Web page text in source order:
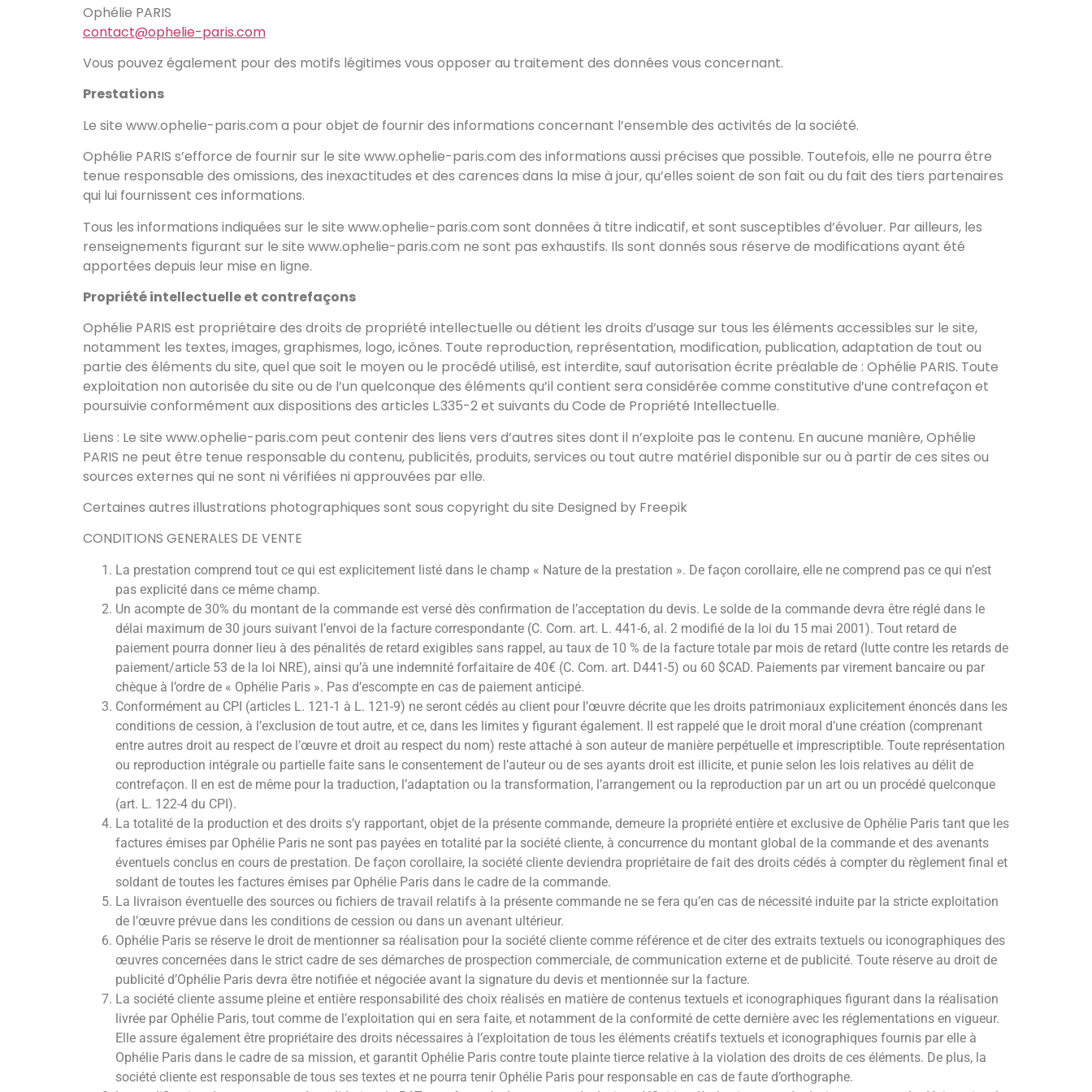
Ophélie PARIS
contact@ophelie-paris.com
Vous pouvez également pour des motifs légitimes vous opposer au traitement des données vous concernant.
Prestations
Le site www.ophelie-paris.com a pour objet de fournir des informations concernant l’ensemble des activités de la société.
Ophélie PARIS s’efforce de fournir sur le site www.ophelie-paris.com des informations aussi précises que possible. Toutefois, elle ne pourra être
tenue responsable des omissions, des inexactitudes et des carences dans la mise à jour, qu’elles soient de son fait ou du fait des tiers partenaires
qui lui fournissent ces informations.
Tous les informations indiquées sur le site www.ophelie-paris.com sont données à titre indicatif, et sont susceptibles d’évoluer. Par ailleurs, les
renseignements figurant sur le site www.ophelie-paris.com ne sont pas exhaustifs. Ils sont donnés sous réserve de modifications ayant été
apportées depuis leur mise en ligne.
Propriété intellectuelle et contrefaçons
Ophélie PARIS est propriétaire des droits de propriété intellectuelle ou détient les droits d’usage sur tous les éléments accessibles sur le site,
notamment les textes, images, graphismes, logo, icônes. Toute reproduction, représentation, modification, publication, adaptation de tout ou
partie des éléments du site, quel que soit le moyen ou le procédé utilisé, est interdite, sauf autorisation écrite préalable de : Ophélie PARIS. Toute
exploitation non autorisée du site ou de l’un quelconque des éléments qu’il contient sera considérée comme constitutive d’une contrefaçon et
poursuivie conformément aux dispositions des articles L.335-2 et suivants du Code de Propriété Intellectuelle.
Liens : Le site www.ophelie-paris.com peut contenir des liens vers d’autres sites dont il n’exploite pas le contenu. En aucune manière, Ophélie
PARIS ne peut être tenue responsable du contenu, publicités, produits, services ou tout autre matériel disponible sur ou à partir de ces sites ou
sources externes qui ne sont ni vérifiées ni approuvées par elle.
Certaines autres illustrations photographiques sont sous copyright du site Designed by Freepik
CONDITIONS GENERALES DE VENTE
La prestation comprend tout ce qui est explicitement listé dans le champ « Nature de la prestation ». De façon corollaire, elle ne comprend pas ce qui n’est
pas explicité dans ce même champ.
Un acompte de 30% du montant de la commande est versé dès confirmation de l’acceptation du devis. Le solde de la commande devra être réglé dans le
délai maximum de 30 jours suivant l’envoi de la facture correspondante (C. Com. art. L. 441-6, al. 2 modifié de la loi du 15 mai 2001). Tout retard de
paiement pourra donner lieu à des pénalités de retard exigibles sans rappel, au taux de 10 % de la facture totale par mois de retard (lutte contre les retards de
paiement/article 53 de la loi NRE), ainsi qu’à une indemnité forfaitaire de 40€ (C. Com. art. D441-5) ou 60 $CAD. Paiements par virement bancaire ou par
chèque à l’ordre de « Ophélie Paris ». Pas d’escompte en cas de paiement anticipé.
Conformément au CPI (articles L. 121-1 à L. 121-9) ne seront cédés au client pour l’œuvre décrite que les droits patrimoniaux explicitement énoncés dans les
conditions de cession, à l’exclusion de tout autre, et ce, dans les limites y figurant également. Il est rappelé que le droit moral d’une création (comprenant
entre autres droit au respect de l’œuvre et droit au respect du nom) reste attaché à son auteur de manière perpétuelle et imprescriptible. Toute représentation
ou reproduction intégrale ou partielle faite sans le consentement de l’auteur ou de ses ayants droit est illicite, et punie selon les lois relatives au délit de
contrefaçon. Il en est de même pour la traduction, l’adaptation ou la transformation, l’arrangement ou la reproduction par un art ou un procédé quelconque
(art. L. 122-4 du CPI).
La totalité de la production et des droits s’y rapportant, objet de la présente commande, demeure la propriété entière et exclusive de Ophélie Paris tant que les
factures émises par Ophélie Paris ne sont pas payées en totalité par la société cliente, à concurrence du montant global de la commande et des avenants
éventuels conclus en cours de prestation. De façon corollaire, la société cliente deviendra propriétaire de fait des droits cédés à compter du règlement final et
soldant de toutes les factures émises par Ophélie Paris dans le cadre de la commande.
La livraison éventuelle des sources ou fichiers de travail relatifs à la présente commande ne se fera qu’en cas de nécessité induite par la stricte exploitation
de l’œuvre prévue dans les conditions de cession ou dans un avenant ultérieur.
Ophélie Paris se réserve le droit de mentionner sa réalisation pour la société cliente comme référence et de citer des extraits textuels ou iconographiques des
œuvres concernées dans le strict cadre de ses démarches de prospection commerciale, de communication externe et de publicité. Toute réserve au droit de
publicité d’Ophélie Paris devra être notifiée et négociée avant la signature du devis et mentionnée sur la facture.
La société cliente assume pleine et entière responsabilité des choix réalisés en matière de contenus textuels et iconographiques figurant dans la réalisation
livrée par Ophélie Paris, tout comme de l’exploitation qui en sera faite, et notamment de la conformité de cette dernière avec les réglementations en vigueur.
Elle assure également être propriétaire des droits nécessaires à l’exploitation de tous les éléments créatifs textuels et iconographiques fournis par elle à
Ophélie Paris dans le cadre de sa mission, et garantit Ophélie Paris contre toute plainte tierce relative à la violation des droits de ces éléments. De plus, la
société cliente est responsable de tous ses textes et ne pourra tenir Ophélie Paris pour responsable en cas de faute d’orthographe.